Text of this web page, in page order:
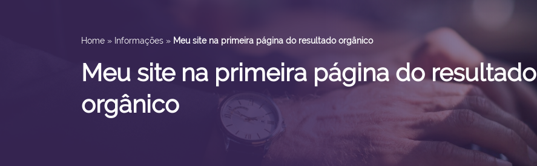
Home » Informações » Meu site na primeira página do resultado orgânico
Meu site na primeira página do resultado
orgânico